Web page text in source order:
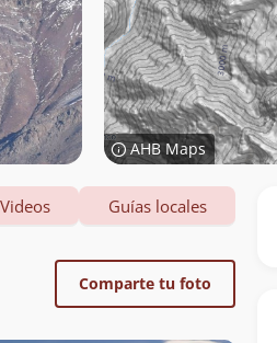
AHB Maps
Videos Guías locales
Comparte tu foto